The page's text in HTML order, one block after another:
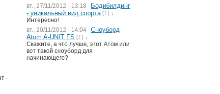
-
вт., 27/11/2012 - 13:18
Бодибилдинг
- уникальный вид спорта (1) ↓
Интересно!
вт., 20/11/2012 - 14:04
Сноуборд
Atom A-UNIT FS (1) ↓
Скажите, а что лучше, этот Атом или
вот такой сноуборд для
начинающего?